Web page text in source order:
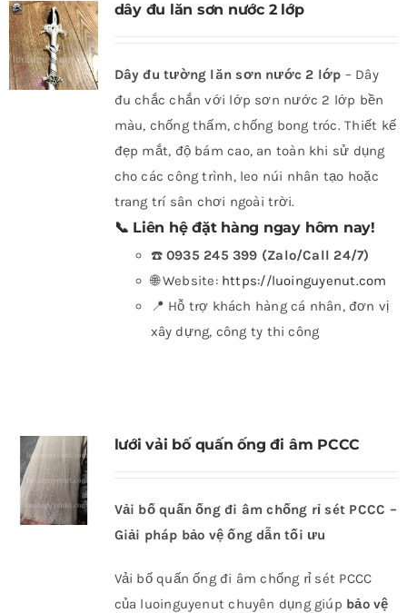
dây đu lăn sơn nước 2 lớp
Dây đu tường lăn sơn nước 2 lớp – Dây
đu chắc chắn với lớp sơn nước 2 lớp bền
màu, chống thấm, chống bong tróc. Thiết kế
đẹp mắt, độ bám cao, an toàn khi sử dụng
cho các công trình, leo núi nhân tạo hoặc
trang trí sân chơi ngoài trời.
📞 Liên hệ đặt hàng ngay hôm nay!
☎️ 0935 245 399 (Zalo/Call 24/7)
🌐 Website: https://luoinguyenut.com
📍 Hỗ trợ khách hàng cá nhân, đơn vị
xây dựng, công ty thi công
lưới vải bố quấn ống đi âm PCCC
Vải bố quấn ống đi âm chống rỉ sét PCCC –
Giải pháp bảo vệ ống dẫn tối ưu
Vải bố quấn ống đi âm chống rỉ sét PCCC
của luoinguyenut chuyên dụng giúp bảo vệ